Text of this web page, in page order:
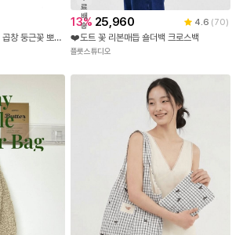
☃️겨울신상☃️울알파카터치 곱창 둥근꽃 뽀글이 숄더크로스백
료
배
송
13% 25,960 4.6 (70)
❤️도트 꽃 리본매듭 숄더백 크로스백
플룻스튜디오